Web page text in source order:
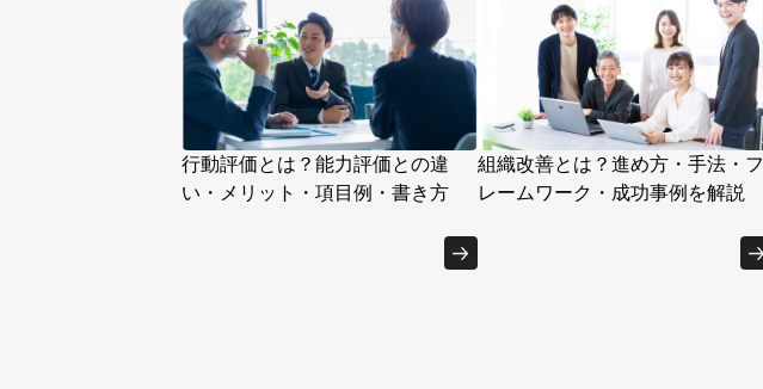
行動評価とは？能力評価との違
い・メリット・項目例・書き方
組織改善とは？進め方・手法・フ
レームワーク・成功事例を解説